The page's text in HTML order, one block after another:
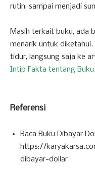
rutin, sampai menjadi
Masih terkait buku, ada
menarik untuk diketahui.
tidur, langsung saja ke
Intip Fakta tentang Buku.
Referensi
Baca Buku Dibayar
https://
dibayar-dollar